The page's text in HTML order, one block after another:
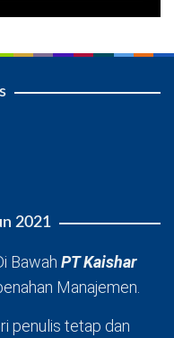
2021
Bawah PT Kaishar
Manajemen.
penulis tetap dan